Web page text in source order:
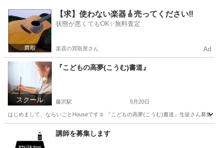
神奈川 藤沢市 藤沢駅 書道 夏休み
【求】使わない楽器🎸売ってください‼️
状態が悪くてもOK✨無料査定
楽器の買取屋さん Ad
スクール
『こどもの高夢(こうむ)書道』
藤沢駅 5月20日
はじめまして、ならいごとHouseです☺ 『こどもの高夢(こうむ)書道』生徒さん募集
藤沢駅 書道
講師を募集します